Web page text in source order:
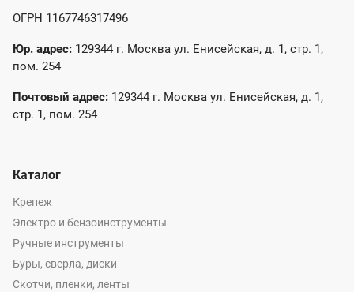
ОГРН 1167746317496
Юр. адрес: 129344 г. Москва ул. Енисейская, д. 1, стр. 1,
пом. 254
Почтовый адрес: 129344 г. Москва ул. Енисейская, д. 1,
стр. 1, пом. 254
Каталог
Крепеж
Электро и бензоинструменты
Ручные инструменты
Буры, сверла, диски
Скотчи, пленки, ленты